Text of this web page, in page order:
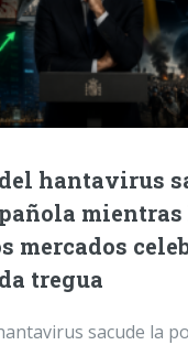
hantavirus
mientras
mercados
tregua
sacude la